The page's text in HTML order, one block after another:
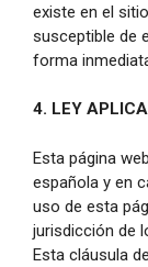
existe en el
susceptible de
forma
4. LEY
Esta página
española y en
uso de esta
jurisdicción de
Esta cláusula